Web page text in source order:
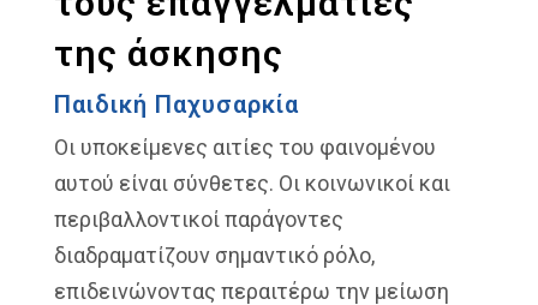
της άσκησης
Παιδική Παχυσαρκία
Οι υποκείμενες αιτίες του φαινομένου
αυτού είναι σύνθετες. Οι κοινωνικοί και
περιβαλλοντικοί παράγοντες
διαδραματίζουν σημαντικό ρόλο,
επιδεινώνοντας περαιτέρω την μείωση